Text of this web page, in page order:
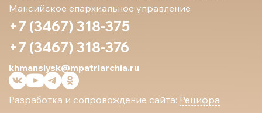
Мансийское епархиальное управление
+7 (3467) 318-375
+7 (3467) 318-376
khmansiysk@mpatriarchia.ru
Разработка и сопровождение сайта: Рецифра